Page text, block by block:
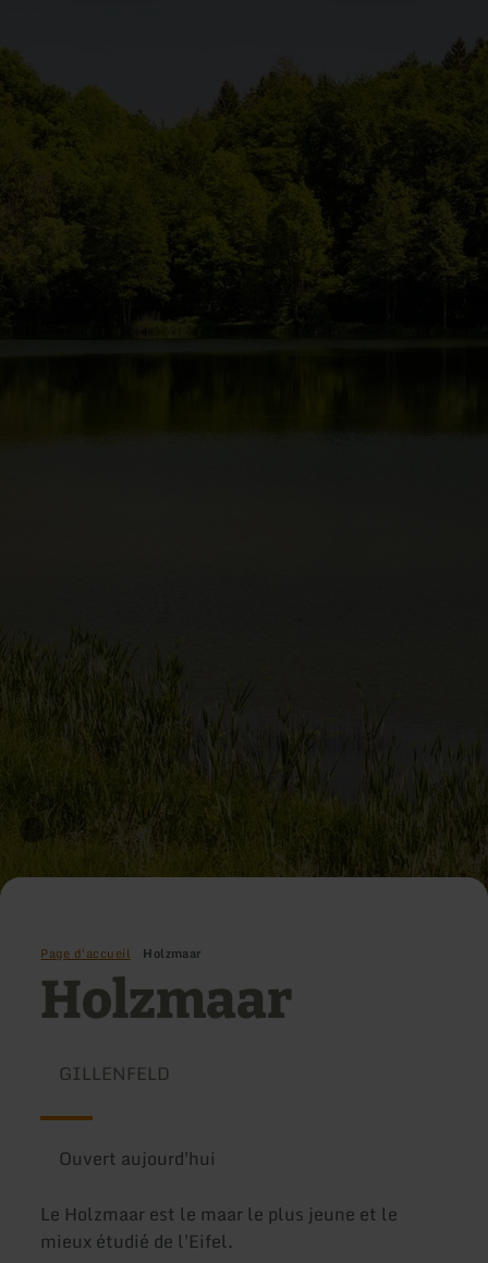
Page d'accueil Holzmaar
Holzmaar
GILLENFELD
Ouvert aujourd'hui
Le Holzmaar est le maar le plus jeune et le
mieux étudié de l'Eifel.